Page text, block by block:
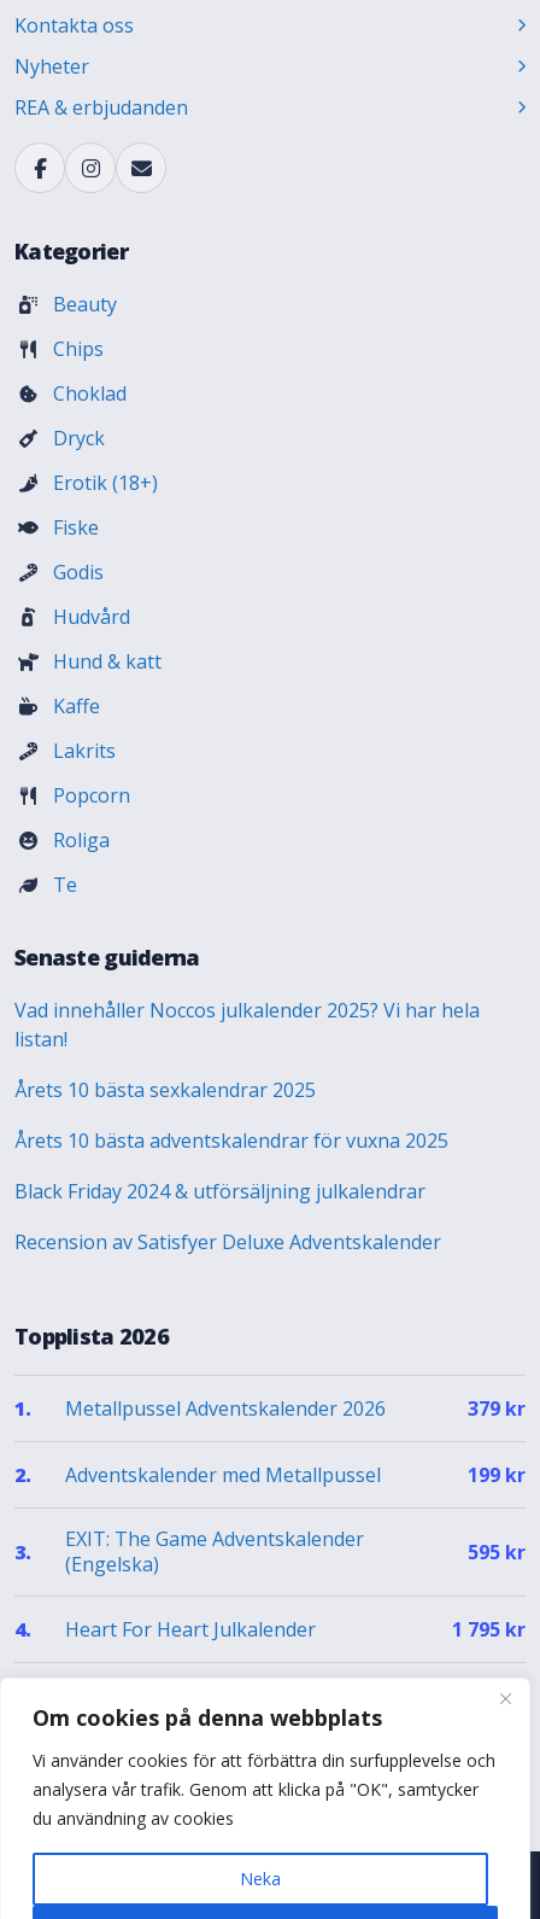
Om cookies på denna webbplats
Vi använder cookies för att förbättra din surfupplevelse och
analysera vår trafik. Genom att klicka på "OK", samtycker
du användning av cookies
Neka
Kontakta oss
Nyheter
REA & erbjudanden
Kategorier
Beauty
Chips
Choklad
Dryck
Erotik (18+)
Fiske
Godis
Hudvård
Hund & katt
Kaffe
Lakrits
Popcorn
Roliga
Te
Senaste guiderna
Vad innehåller Noccos julkalender 2025? Vi har hela
listan!
Årets 10 bästa sexkalendrar 2025
Årets 10 bästa adventskalendrar för vuxna 2025
Black Friday 2024 & utförsäljning julkalendrar
Recension av Satisfyer Deluxe Adventskalender
Topplista 2026
1. Metallpussel Adventskalender 2026 379 kr
2. Adventskalender med Metallpussel 199 kr
3.
EXIT: The Game Adventskalender
(Engelska)
595 kr
4. Heart For Heart Julkalender 1 795 kr
499kr
Se hela topplistan